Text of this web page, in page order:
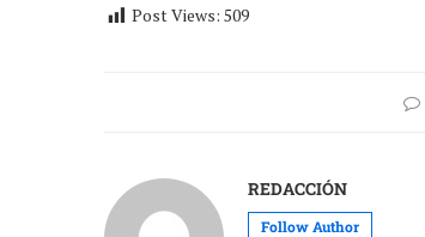
Post Views: 509
REDACCIÓN
Follow Author